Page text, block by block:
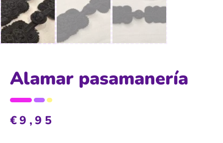
Alamar pasamanería
€9,95